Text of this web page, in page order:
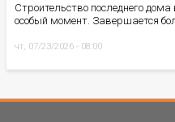
Строительство последнего
особый момент. Завершается
чт, 07/23/2026 - 08:00